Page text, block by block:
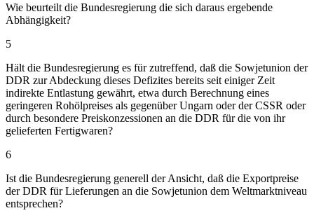
Wie beurteilt die Bundesregierung die sich daraus ergebende
Abhängigkeit?
5
Hält die Bundesregierung es für zutreffend, daß die Sowjetunion der
DDR zur Abdeckung dieses Defizites bereits seit einiger Zeit
indirekte Entlastung gewährt, etwa durch Berechnung eines
geringeren Rohölpreises als gegenüber Ungarn oder der CSSR oder
durch besondere Preiskonzessionen an die DDR für die von ihr
gelieferten Fertigwaren?
6
Ist die Bundesregierung generell der Ansicht, daß die Exportpreise
der DDR für Lieferungen an die Sowjetunion dem Weltmarktniveau
entsprechen?